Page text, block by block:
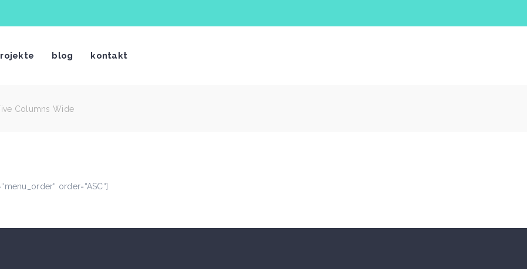
blog kontakt
Columns Wide
order=“ASC“]